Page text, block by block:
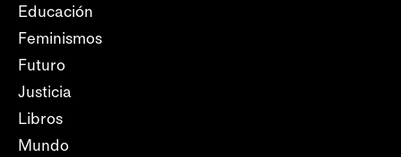
Educación
Feminismos
Futuro
Justicia
Libros
Mundo